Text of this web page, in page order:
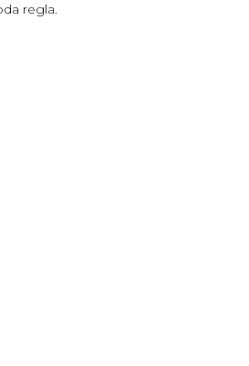
regla.